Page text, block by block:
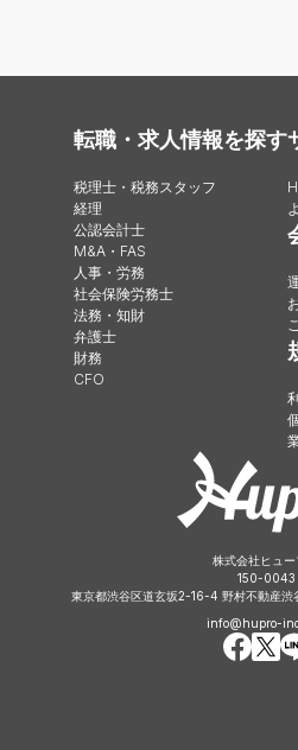
転職・求人情報を探す
税理士・税務スタッフ
経理
公認会計士
M&A・FAS
人事・労務
社会保険労務士
法務・知財
弁護士
財務
CFO
株式会社ヒュー
150-0043
東京都渋谷区道玄坂2-16-4 野村不動産渋
info@hupro-